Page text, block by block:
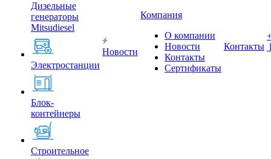
Дизельные
генераторы
Mitsudiesel
Электростанции
Блок-
контейнеры
Строительное
Новости
Компания
О компании
Новости
Контакты
Сертификаты
Контакты